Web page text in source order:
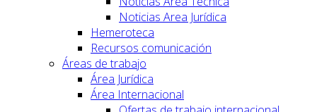
Noticias Area Jurídica
Hemeroteca
Recursos comunicación
Áreas de trabajo
Área Jurídica
Área Internacional